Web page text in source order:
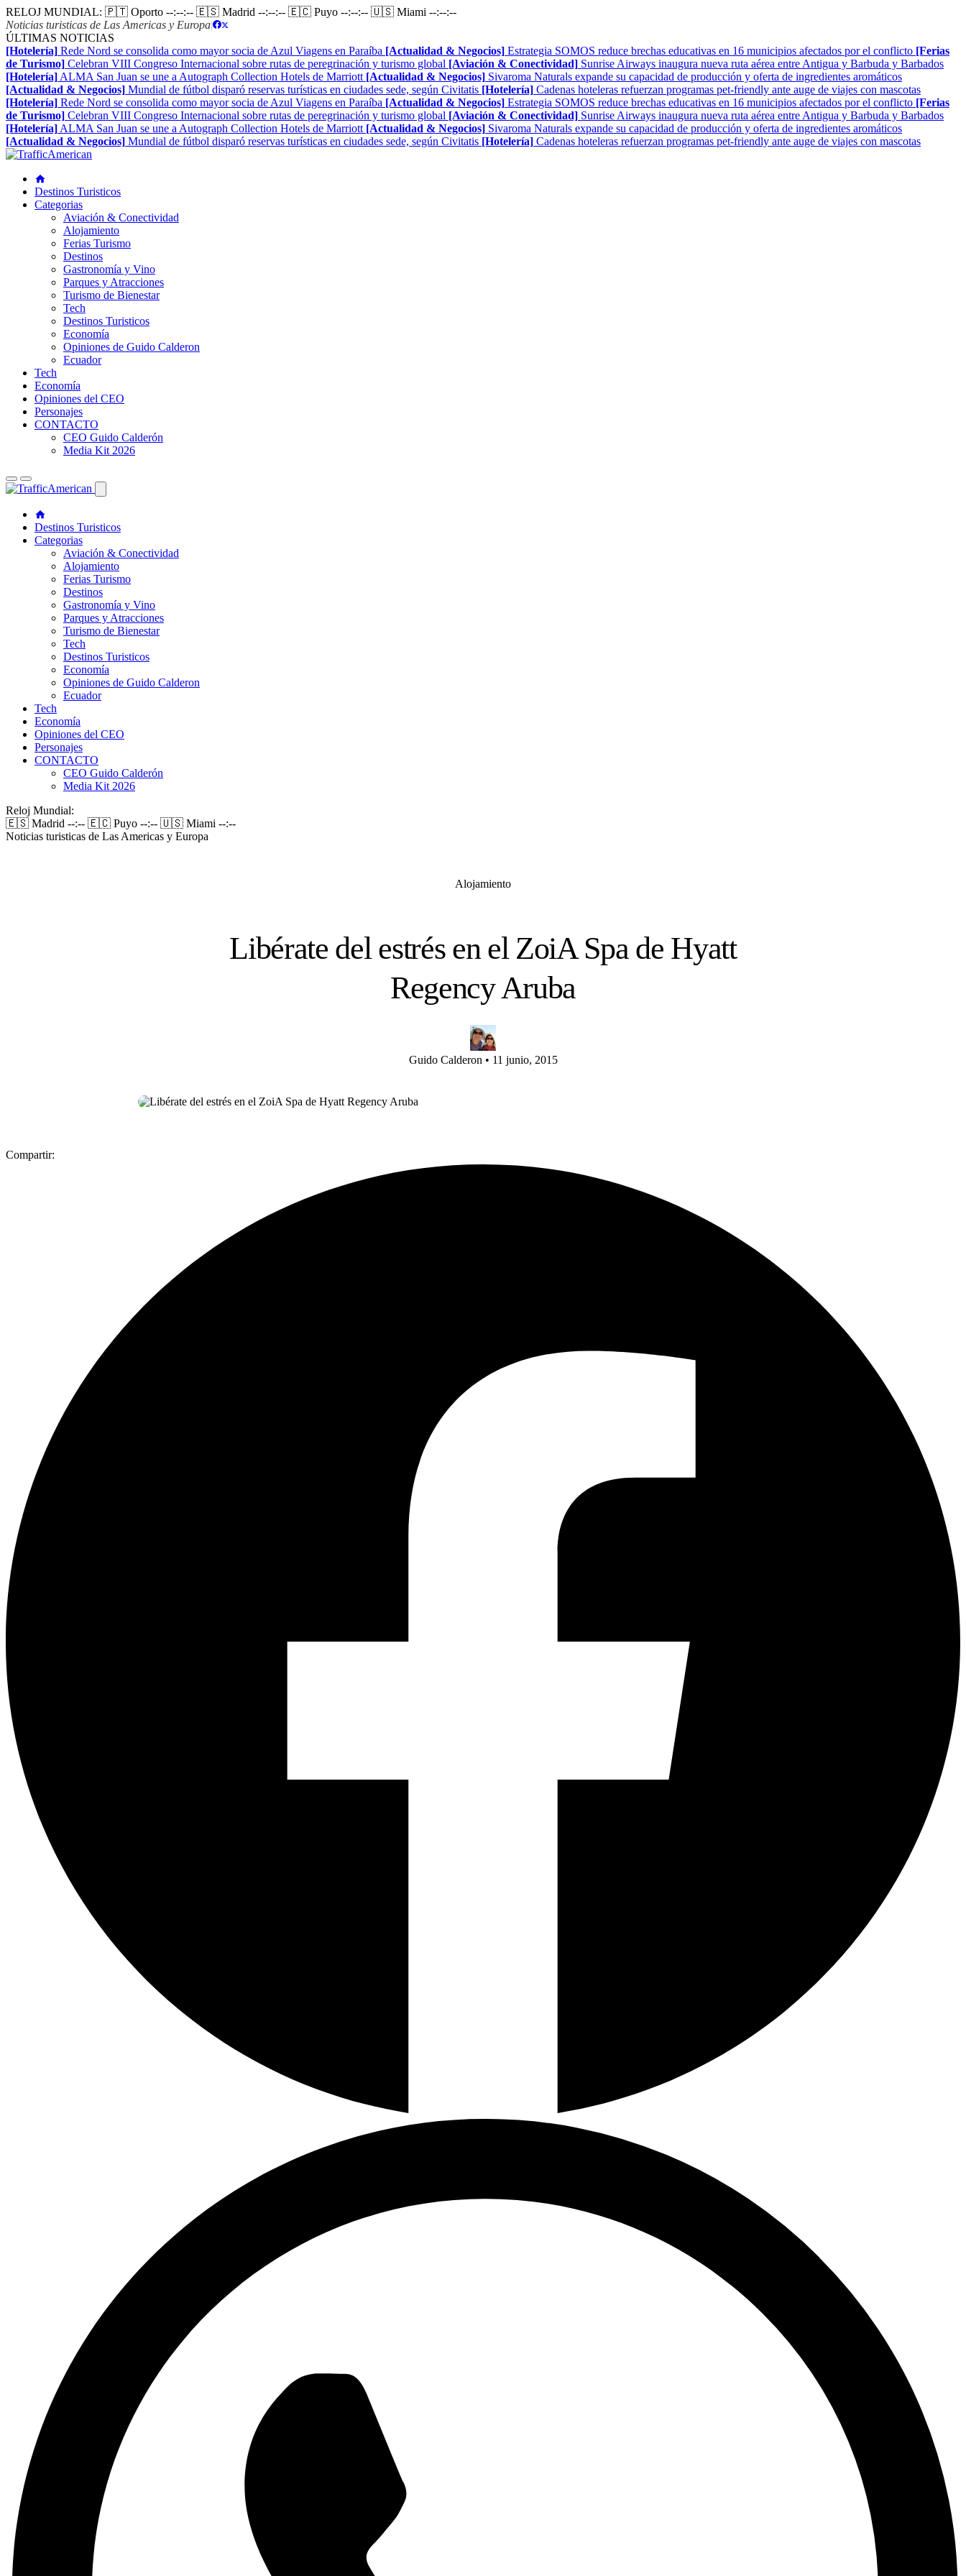
RELOJ MUNDIAL: 🇵🇹 Oporto --:--:-- 🇪🇸 Madrid --:--:-- 🇪🇨 Puyo --:--:-- 🇺🇸 Miami --:--:--
Noticias turisticas de Las Americas y Europa|
ÚLTIMAS NOTICIAS
[Hotelería] Rede Nord se consolida como mayor socia de Azul Viagens en Paraíba [Actualidad & Negocios] Estrategia SOMOS reduce brechas educativas en 16 municipios afectados por el conflicto [Ferias
de Turismo] Celebran VIII Congreso Internacional sobre rutas de peregrinación y turismo global [Aviación & Conectividad] Sunrise Airways inaugura nueva ruta aérea entre Antigua y Barbuda y Barbados
[Hotelería] ALMA San Juan se une a Autograph Collection Hotels de Marriott [Actualidad & Negocios] Sivaroma Naturals expande su capacidad de producción y oferta de ingredientes aromáticos
[Actualidad & Negocios] Mundial de fútbol disparó reservas turísticas en ciudades sede, según Civitatis [Hotelería] Cadenas hoteleras refuerzan programas pet-friendly ante auge de viajes con mascotas
[Hotelería] Rede Nord se consolida como mayor socia de Azul Viagens en Paraíba [Actualidad & Negocios] Estrategia SOMOS reduce brechas educativas en 16 municipios afectados por el conflicto [Ferias
de Turismo] Celebran VIII Congreso Internacional sobre rutas de peregrinación y turismo global [Aviación & Conectividad] Sunrise Airways inaugura nueva ruta aérea entre Antigua y Barbuda y Barbados
[Hotelería] ALMA San Juan se une a Autograph Collection Hotels de Marriott [Actualidad & Negocios] Sivaroma Naturals expande su capacidad de producción y oferta de ingredientes aromáticos
[Actualidad & Negocios] Mundial de fútbol disparó reservas turísticas en ciudades sede, según Civitatis [Hotelería] Cadenas hoteleras refuerzan programas pet-friendly ante auge de viajes con mascotas
Destinos Turisticos
Categorias
Aviación & Conectividad
Alojamiento
Ferias Turismo
Destinos
Gastronomía y Vino
Parques y Atracciones
Turismo de Bienestar
Tech
Destinos Turisticos
Economía
Opiniones de Guido Calderon
Ecuador
Tech
Economía
Opiniones del CEO
Personajes
CONTACTO
CEO Guido Calderón
Media Kit 2026
Destinos Turisticos
Categorias
Aviación & Conectividad
Alojamiento
Ferias Turismo
Destinos
Gastronomía y Vino
Parques y Atracciones
Turismo de Bienestar
Tech
Destinos Turisticos
Economía
Opiniones de Guido Calderon
Ecuador
Tech
Economía
Opiniones del CEO
Personajes
CONTACTO
CEO Guido Calderón
Media Kit 2026
Reloj Mundial:
🇪🇸 Madrid --:-- 🇪🇨 Puyo --:-- 🇺🇸 Miami --:--
Noticias turisticas de Las Americas y Europa
Alojamiento
Libérate del estrés en el ZoiA Spa de Hyatt
Regency Aruba
Guido Calderon • 11 junio, 2015
Compartir: